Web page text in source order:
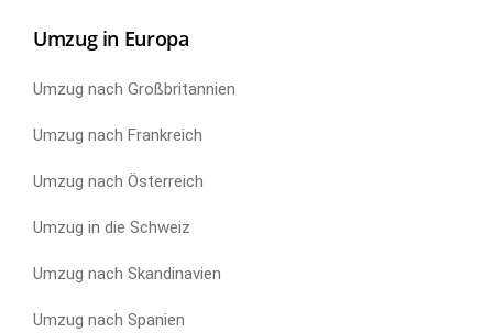
Umzug in Europa
Umzug nach Großbritannien
Umzug nach Frankreich
Umzug nach Österreich
Umzug in die Schweiz
Umzug nach Skandinavien
Umzug nach Spanien